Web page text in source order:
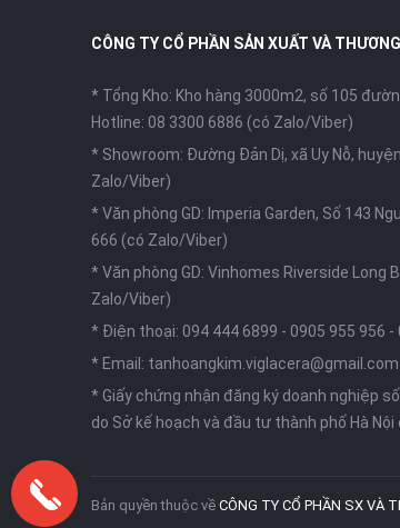
CÔNG TY CỔ PHẦN SẢN XUẤT VÀ
* Tổng Kho: Kho hàng 3000m2, số 105
Hotline: 08 3300 6886 (có Zalo/Viber)
* Showroom: Đường Đản Dị, xã Uy Nỗ,
Zalo/Viber)
* Văn phòng GD: Imperia Garden, Số 143
666 (có Zalo/Viber)
* Văn phòng GD: Vinhomes Riverside Long
Zalo/Viber)
* Điện thoại: 094 444 6899 - 0905 955 956 -
* Email: tanhoangkim.viglacera@gmail.com
* Giấy chứng nhận đăng ký doanh nghiệp
do Sở kế hoạch và đầu tư thành phố Hà Nội
Bản quyền thuộc về CÔNG TY CỔ PHẦN SX VÀ